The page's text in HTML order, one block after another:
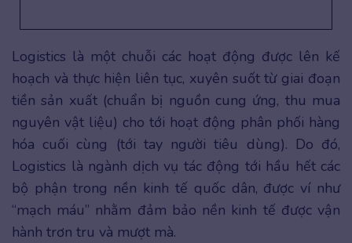
Logistics là một chuỗi các hoạt động được lên kế
hoạch và thực hiện liên tục, xuyên suốt từ giai đoạn
tiền sản xuất (chuẩn bị nguồn cung ứng, thu mua
nguyên vật liệu) cho tới hoạt động phân phối hàng
hóa cuối cùng (tới tay người tiêu dùng). Do đó,
Logistics là ngành dịch vụ tác động tới hầu hết các
bộ phận trong nền kinh tế quốc dân, được ví như
“mạch máu” nhằm đảm bảo nền kinh tế được vận
hành trơn tru và mượt mà.